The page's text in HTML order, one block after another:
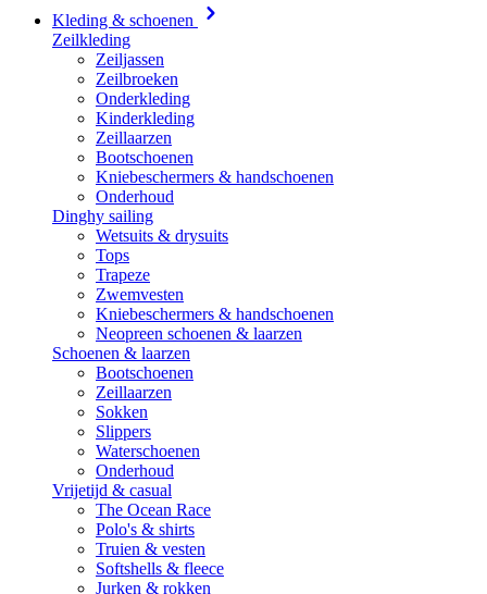
Kleding & schoenen
Zeilkleding
Zeiljassen
Zeilbroeken
Onderkleding
Kinderkleding
Zeillaarzen
Bootschoenen
Kniebeschermers & handschoenen
Onderhoud
Dinghy sailing
Wetsuits & drysuits
Tops
Trapeze
Zwemvesten
Kniebeschermers & handschoenen
Neopreen schoenen & laarzen
Schoenen & laarzen
Bootschoenen
Zeillaarzen
Sokken
Slippers
Waterschoenen
Onderhoud
Vrijetijd & casual
The Ocean Race
Polo's & shirts
Truien & vesten
Softshells & fleece
Jurken & rokken